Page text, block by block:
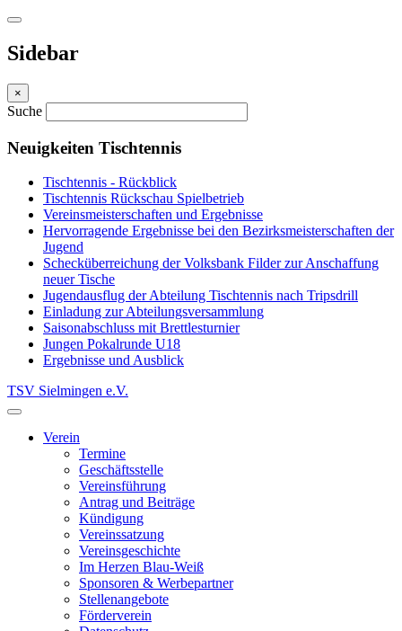
Sidebar
×
Suche
Neuigkeiten Tischtennis
Tischtennis - Rückblick
Tischtennis Rückschau Spielbetrieb
Vereinsmeisterschaften und Ergebnisse
Hervorragende Ergebnisse bei den Bezirksmeisterschaften der
Jugend
Schecküberreichung der Volksbank Filder zur Anschaffung
neuer Tische
Jugendausflug der Abteilung Tischtennis nach Tripsdrill
Einladung zur Abteilungsversammlung
Saisonabschluss mit Brettlesturnier
Jungen Pokalrunde U18
Ergebnisse und Ausblick
TSV Sielmingen e.V.
Verein
Termine
Geschäftsstelle
Vereinsführung
Antrag und Beiträge
Kündigung
Vereinssatzung
Vereinsgeschichte
Im Herzen Blau-Weiß
Sponsoren & Werbepartner
Stellenangebote
Förderverein